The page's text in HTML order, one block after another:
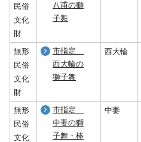
民俗
文化
財
八甫の獅
子舞
無形
民俗
文化
財
市指定
西大輪の
獅子舞
西大輪
無形
民俗
文化
市指定
中妻の獅
子舞・棒
中妻